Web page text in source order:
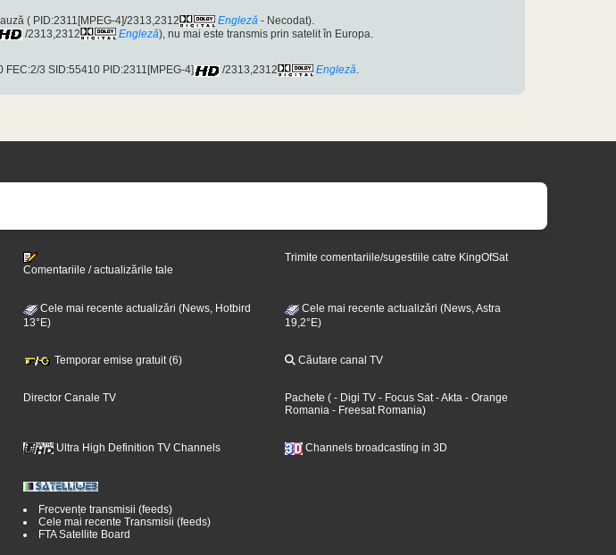
( PID:2311[MPEG-4]/2313,2312 Engleză - Necodat).
/2313,2312 Engleză), nu mai este transmis prin satelit în Europa.
3 SID:55410 PID:2311[MPEG-4] /2313,2312 Engleză.
Comentariile / actualizările tale
Trimite comentariile/sugestiile catre KingOfSat
Cele mai recente actualizări (News, Hotbird
13°E)
Cele mai recente actualizări (News, Astra
19,2°E)
Temporar emise gratuit (6) Căutare canal TV
Director Canale TV Pachete (- Digi TV - Focus Sat- Akta - Orange
Romania - Freesat Romania)
Ultra High Definition TV Channels Channels broadcasting in 3D
Frecvențe transmisii (feeds)
Cele mai recente Transmisii (feeds)
FTA Satellite Board